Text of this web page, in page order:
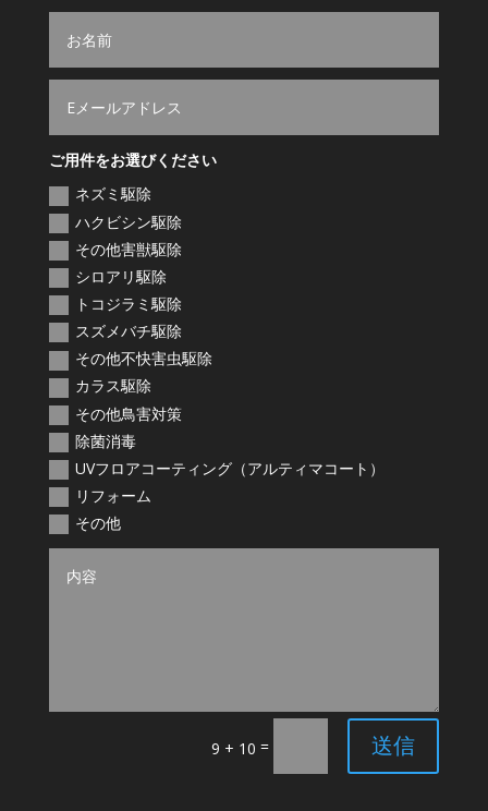
ご用件をお選びください
ネズミ駆除
ハクビシン駆除
その他害獣駆除
シロアリ駆除
トコジラミ駆除
スズメバチ駆除
その他不快害虫駆除
カラス駆除
その他鳥害対策
除菌消毒
UVフロアコーティング（アルティマコート）
リフォーム
その他
9 + 10 = 送信